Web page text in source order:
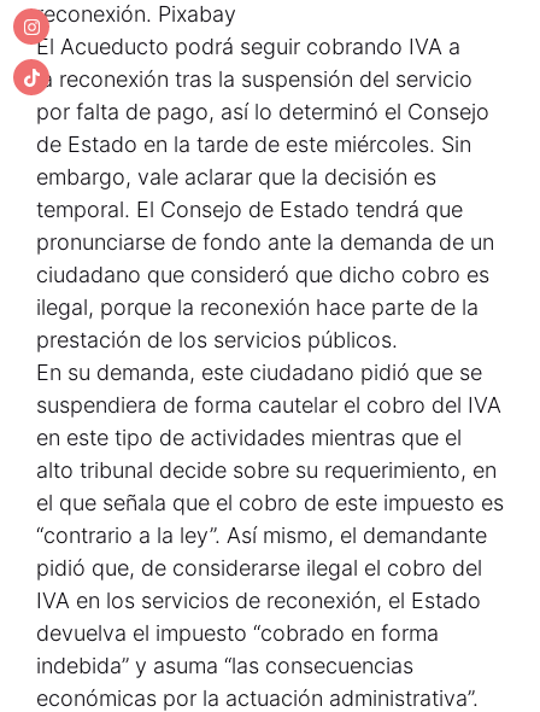
reconexión. Pixabay
El Acueducto podrá seguir cobrando IVA a
la reconexión tras la suspensión del servicio
por falta de pago, así lo determinó el Consejo
de Estado en la tarde de este miércoles. Sin
embargo, vale aclarar que la decisión es
temporal. El Consejo de Estado tendrá que
pronunciarse de fondo ante la demanda de un
ciudadano que consideró que dicho cobro es
ilegal, porque la reconexión hace parte de la
prestación de los servicios públicos.
En su demanda, este ciudadano pidió que se
suspendiera de forma cautelar el cobro del IVA
en este tipo de actividades mientras que el
alto tribunal decide sobre su requerimiento, en
el que señala que el cobro de este impuesto es
“contrario a la ley”. Así mismo, el demandante
pidió que, de considerarse ilegal el cobro del
IVA en los servicios de reconexión, el Estado
devuelva el impuesto “cobrado en forma
indebida” y asuma “las consecuencias
económicas por la actuación administrativa”.